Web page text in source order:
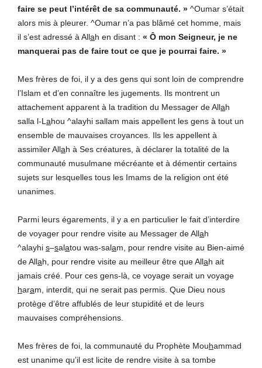
faire se peut l’intérêt de sa communauté. » ^Oumar s’était
alors mis à pleurer. ^Oumar n’a pas blâmé cet homme, mais
il s’est adressé à Allah en disant : « Ô mon Seigneur, je ne
manquerai pas de faire tout ce que je pourrai faire. »
Mes frères de foi, il y a des gens qui sont loin de comprendre
l’Islam et d’en connaître les jugements. Ils montrent un
attachement apparent à la tradition du Messager de Allah
salla l-L ahou ^alayhi sallam mais appellent les gens à tout un
ensemble de mauvaises croyances. Ils les appellent à
assimiler Allah à Ses créatures, à déclarer la totalité de la
communauté musulmane mécréante et à démentir certains
sujets sur lesquelles tous les Imams de la religion ont été
unanimes.
Parmi leurs égarements, il y a en particulier le fait d’interdire
de voyager pour rendre visite au Messager de Allah
^alayhi s–salatou was-salam, pour rendre visite au Bien-aimé
de Allah, pour rendre visite au meilleur être que Allah ait
jamais créé. Pour ces gens-là, ce voyage serait un voyage
haram, interdit, qui ne serait pas permis. Que Dieu nous
protège d’être affublés de leur stupidité et de leurs
mauvaises compréhensions.
Mes frères de foi, la communauté du Prophète Mouhammad
est unanime qu’il est licite de rendre visite à sa tombe